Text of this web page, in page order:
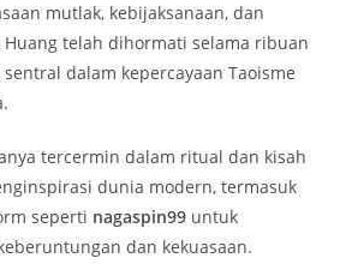
mutlak, kebijaksanaan, dan
Huang telah dihormati selama ribuan
dalam kepercayaan Taoisme
tercermin dalam ritual dan kisah
dunia modern, termasuk
seperti nagaspin99 untuk
dan kekuasaan.